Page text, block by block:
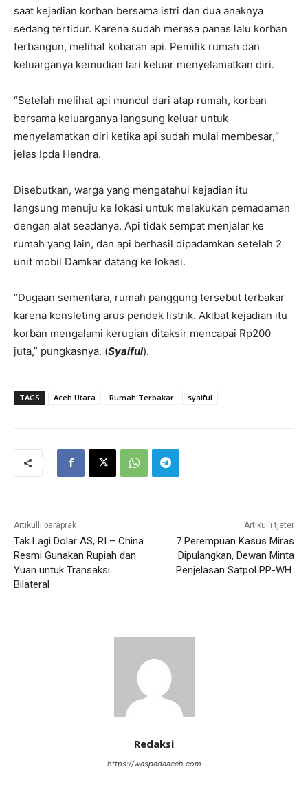
saat kejadian korban bersama istri dan dua anaknya
sedang tertidur. Karena sudah merasa panas lalu korban
terbangun, melihat kobaran api. Pemilik rumah dan
keluarganya kemudian lari keluar menyelamatkan diri.
“Setelah melihat api muncul dari atap rumah, korban
bersama keluarganya langsung keluar untuk
menyelamatkan diri ketika api sudah mulai membesar,“
jelas Ipda Hendra.
Disebutkan, warga yang mengatahui kejadian itu
langsung menuju ke lokasi untuk melakukan pemadaman
dengan alat seadanya. Api tidak sempat menjalar ke
rumah yang lain, dan api berhasil dipadamkan setelah 2
unit mobil Damkar datang ke lokasi.
“Dugaan sementara, rumah panggung tersebut terbakar
karena konsleting arus pendek listrik. Akibat kejadian itu
korban mengalami kerugian ditaksir mencapai Rp200
juta,” pungkasnya. (Syaiful).
TAGS Aceh Utara Rumah Terbakar syaiful
Artikulli paraprak
Tak Lagi Dolar AS, RI – China
Resmi Gunakan Rupiah dan
Yuan untuk Transaksi
Bilateral
Artikulli tjetër
7 Perempuan Kasus Miras
Dipulangkan, Dewan Minta
Penjelasan Satpol PP-WH
Redaksi
https://waspadaaceh.com